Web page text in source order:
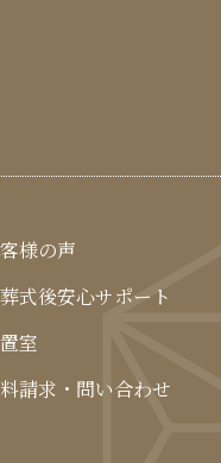
様の声
式後安心サポート
室
請求・問い合わせ